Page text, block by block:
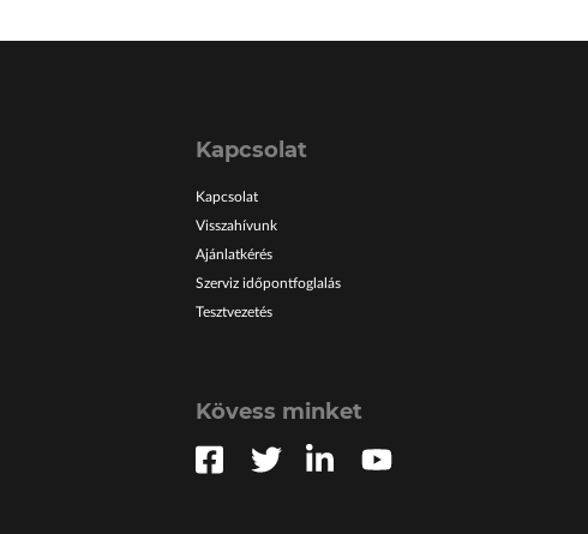
Kapcsolat
Kapcsolat
Visszahívunk
Ajánlatkérés
Szerviz időpontfoglalás
Tesztvezetés
Kövess minket